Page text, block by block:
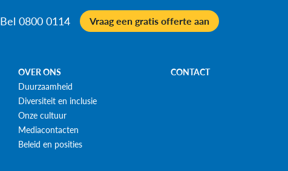
Bel 0800 0114
OVER ONS
Duurzaamheid
Diversiteit en inclusie
Onze cultuur
Mediacontacten
Beleid en posities
CONTACT
Vraag een gratis offerte aan